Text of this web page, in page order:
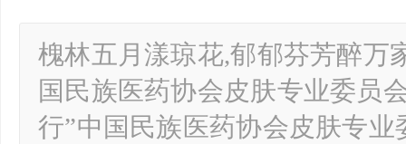
槐林五月漾琼花,郁郁芬芳醉万
国民族医药协会皮肤专业委员
行”中国民族医药协会皮肤专